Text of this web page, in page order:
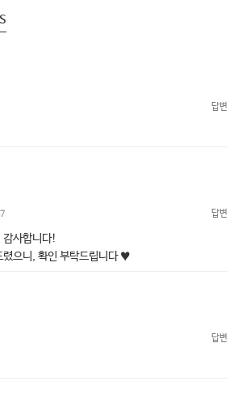
답변
답변
감사합니다!
렸으니, 확인 부탁드립니다 ♥
답변